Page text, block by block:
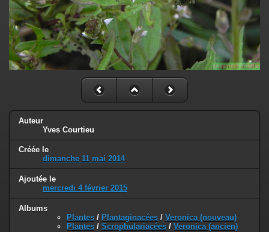
Auteur
Yves Courtieu
Créée le
dimanche 11 mai 2014
Ajoutée le
mercredi 4 février 2015
Albums
Plantes / Plantaginacées / Veronica (nouveau)
Plantes / Scrophulariacées / Veronica (ancien)